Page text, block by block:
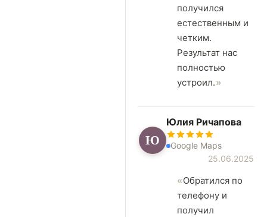
получился
естественным и
четким.
Результат нас
полностью
устроил.
Ю
Юлия Ричапова
Google Maps
25.06.2025
Обратился по
телефону и
получил